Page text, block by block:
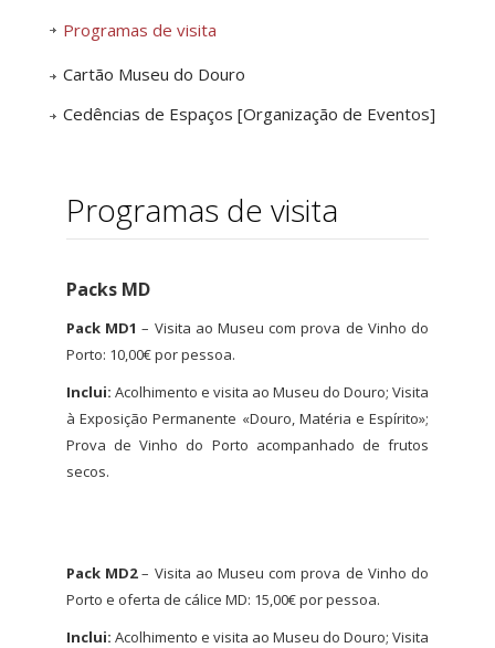
Programas de visita
Cartão Museu do Douro
Cedências de Espaços [Organização de Eventos]
Programas de visita
Packs MD
Pack MD1 – Visita ao Museu com prova de Vinho do
Porto: 10,00€ por pessoa.
Inclui: Acolhimento e visita ao Museu do Douro; Visita
à Exposição Permanente «Douro, Matéria e Espírito»;
Prova de Vinho do Porto acompanhado de frutos
secos.
Pack MD2– Visita ao Museu com prova de Vinho do
Porto e oferta de cálice MD: 15,00€ por pessoa.
Inclui: Acolhimento e visita ao Museu do Douro; Visita